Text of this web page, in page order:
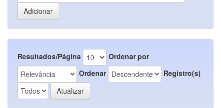
Resultados/Página
Ordenar por
Ordenar
Registro(s)